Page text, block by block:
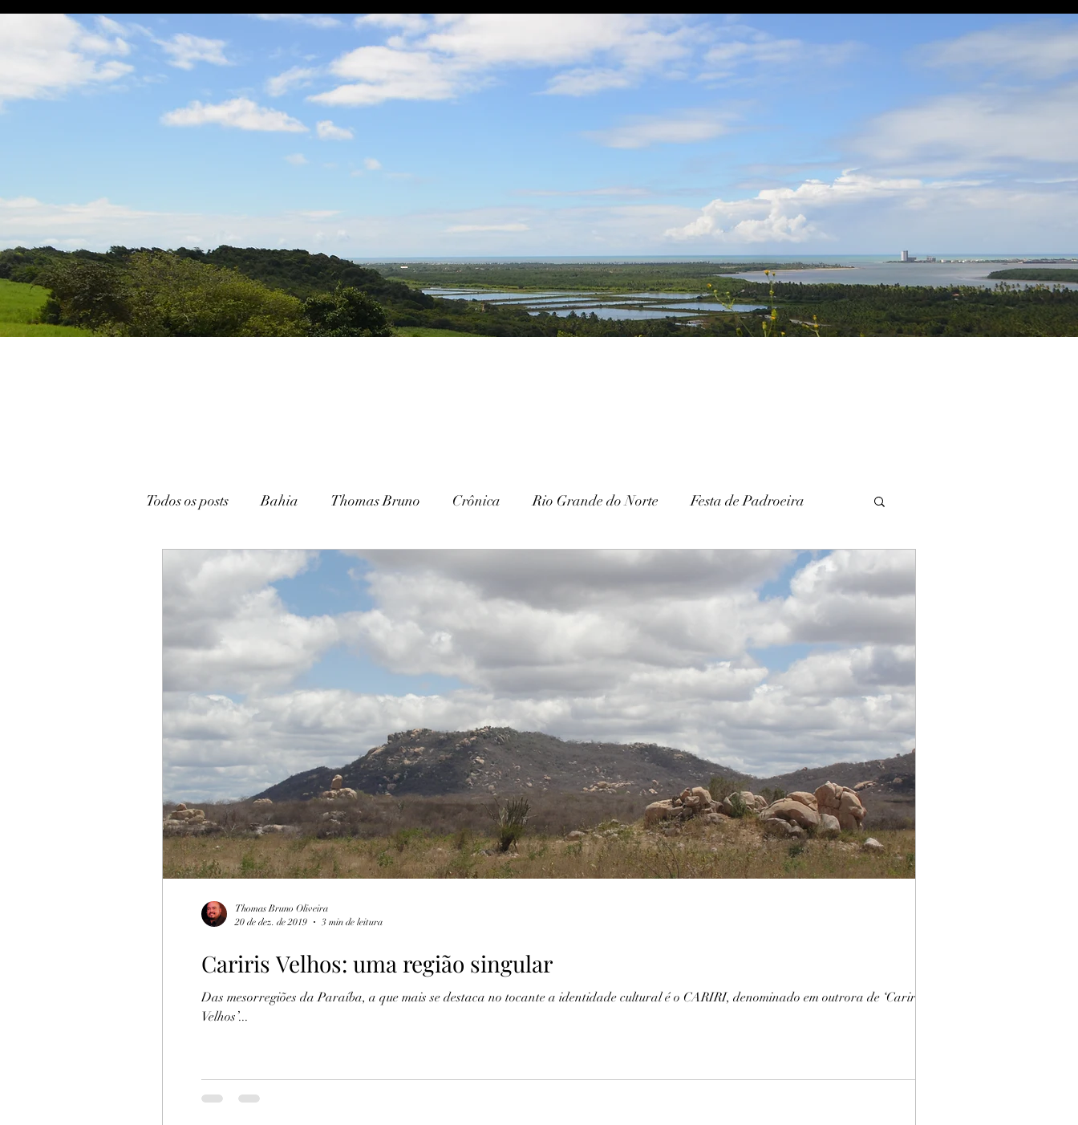
Todos os posts Bahia Thomas Bruno Crônica Rio Grande do Norte Festa de Padroeira
João Pessoa Livraria Paraíba Patrimônio Natural Literatura
Memória Gurjão
Campina Grande Rádio Escavações Arqueologia Galante Festa Junina
Turismo Rural Botija Lendas Fotografia Marinha Recife
Cariris Velhos: uma região singular
Das mesorregiões da Paraíba, a que mais se destaca no tocante a identidade cultural é o CARIRI, denominado em outrora de ‘Cariris
Velhos’...
Thomas Bruno Oliveira
20 de dez. de 2019
3 min de leitura